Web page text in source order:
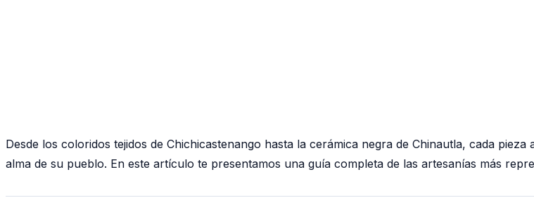
Desde los coloridos tejidos de Chichicastenango hasta la cerámica negra de Chinautla, cada
alma de su pueblo. En este artículo te presentamos una guía completa de las artesanías más